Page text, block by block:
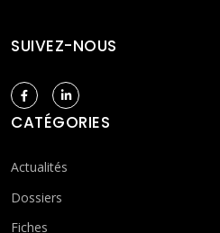
SUIVEZ-NOUS
CATÉGORIES
Actualités
Dossiers
Fiches